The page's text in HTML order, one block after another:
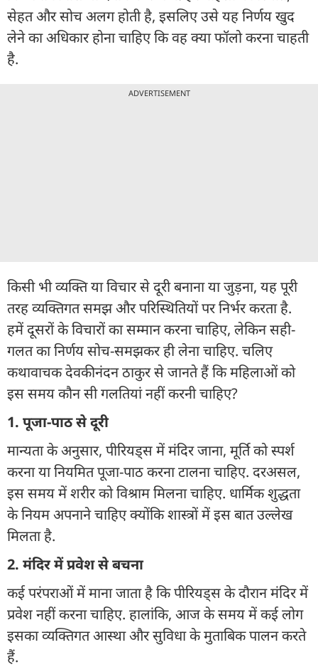
सेहत और सोच अलग होती है, इसलिए उसे यह निर्णय खुद
लेने का अधिकार होना चाहिए कि वह क्या फॉलो करना चाहती
है.
ADVERTISEMENT
किसी भी व्यक्ति या विचार से दूरी बनाना या जुड़ना, यह पूरी
तरह व्यक्तिगत समझ और परिस्थितियों पर निर्भर करता है.
हमें दूसरों के विचारों का सम्मान करना चाहिए, लेकिन सही-
गलत का निर्णय सोच-समझकर ही लेना चाहिए. चलिए
कथावाचक देवकीनंदन ठाकुर से जानते हैं कि महिलाओं को
इस समय कौन सी गलतियां नहीं करनी चाहिए?
1. पूजा-पाठ से दूरी
मान्यता के अनुसार, पीरियड्स में मंदिर जाना, मूर्ति को स्पर्श
करना या नियमित पूजा-पाठ करना टालना चाहिए. दरअसल,
इस समय में शरीर को विश्राम मिलना चाहिए. धार्मिक शुद्धता
के नियम अपनाने चाहिए क्योंकि शास्त्रों में इस बात उल्लेख
मिलता है.
2. मंदिर में प्रवेश से बचना
कई परंपराओं में माना जाता है कि पीरियड्स के दौरान मंदिर में
प्रवेश नहीं करना चाहिए. हालांकि, आज के समय में कई लोग
इसका व्यक्तिगत आस्था और सुविधा के मुताबिक पालन करते
हैं.